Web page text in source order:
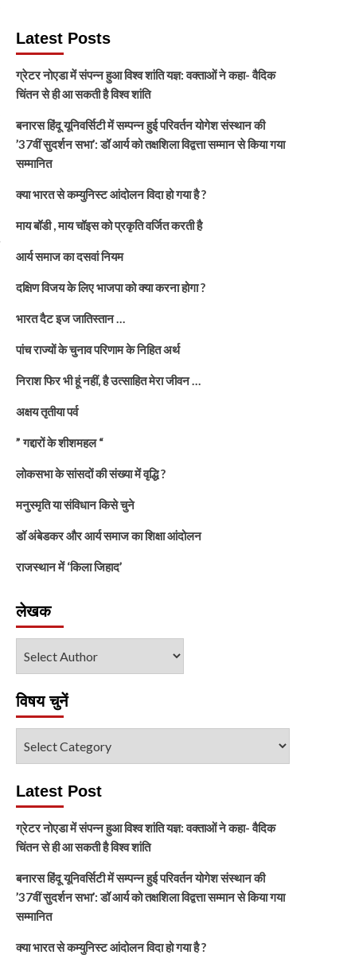
Latest Posts
ग्रेटर नोएडा में संपन्न हुआ विश्व शांति यज्ञ: वक्ताओं ने कहा- वैदिक
चिंतन से ही आ सकती है विश्व शांति
बनारस हिंदू यूनिवर्सिटी में सम्पन्न हुई परिवर्तन योगेश संस्थान की
’37वीं सुदर्शन सभा’: डॉ आर्य को तक्षशिला विद्वत्ता सम्मान से किया गया
सम्मानित
क्या भारत से कम्युनिस्ट आंदोलन विदा हो गया है ?
माय बॉडी , माय चॉइस को प्रकृति वर्जित करती है
आर्य समाज का दसवां नियम
दक्षिण विजय के लिए भाजपा को क्या करना होगा ?
भारत दैट इज जातिस्तान …
पांच राज्यों के चुनाव परिणाम के निहित अर्थ
निराश फिर भी हूं नहीं, है उत्साहित मेरा जीवन …
अक्षय तृतीया पर्व
” गद्दारों के शीशमहल “
लोकसभा के सांसदों की संख्या में वृद्धि ?
मनुस्मृति या संविधान किसे चुने
डॉ अंबेडकर और आर्य समाज का शिक्षा आंदोलन
राजस्थान में ‘किला जिहाद’
लेखक
विषय चुनें
Latest Post
ग्रेटर नोएडा में संपन्न हुआ विश्व शांति यज्ञ: वक्ताओं ने कहा- वैदिक
चिंतन से ही आ सकती है विश्व शांति
बनारस हिंदू यूनिवर्सिटी में सम्पन्न हुई परिवर्तन योगेश संस्थान की
’37वीं सुदर्शन सभा’: डॉ आर्य को तक्षशिला विद्वत्ता सम्मान से किया गया
सम्मानित
क्या भारत से कम्युनिस्ट आंदोलन विदा हो गया है ?